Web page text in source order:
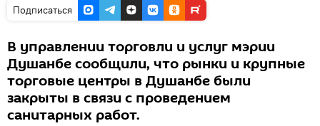
Подписаться
В управлении торговли и услуг мэрии
Душанбе сообщили, что рынки и крупные
торговые центры в Душанбе были
закрыты в связи с проведением
санитарных работ.